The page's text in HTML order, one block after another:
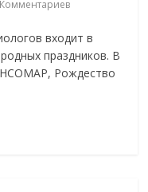
входит в
праздников. В
Рождество